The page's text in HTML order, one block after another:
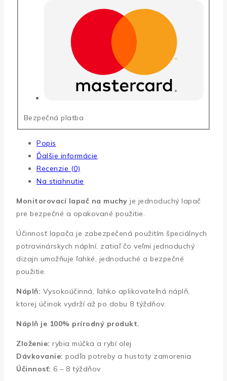
Bezpečná platba
Popis
Ďalšie informácie
Recenzie (0)
Na stiahnutie
Monitorovací lapač na muchy je jednoduchý lapač
pre bezpečné a opakované použitie.
Účinnosť lapača je zabezpečená použitím špeciálnych
potravinárskych náplní, zatiaľ čo veľmi jednoduchý
dizajn umožňuje ľahké, jednoduché a bezpečné
použitie.
Náplň: Vysokoúčinná, ľahko aplikovateľná náplň,
ktorej účinok vydrží až po dobu 8 týždňov.
Náplň je 100% prírodný produkt.
Zloženie: rybia múčka a rybí olej
Dávkovanie: podľa potreby a hustoty zamorenia
Účinnosť: 6 – 8 týždňov